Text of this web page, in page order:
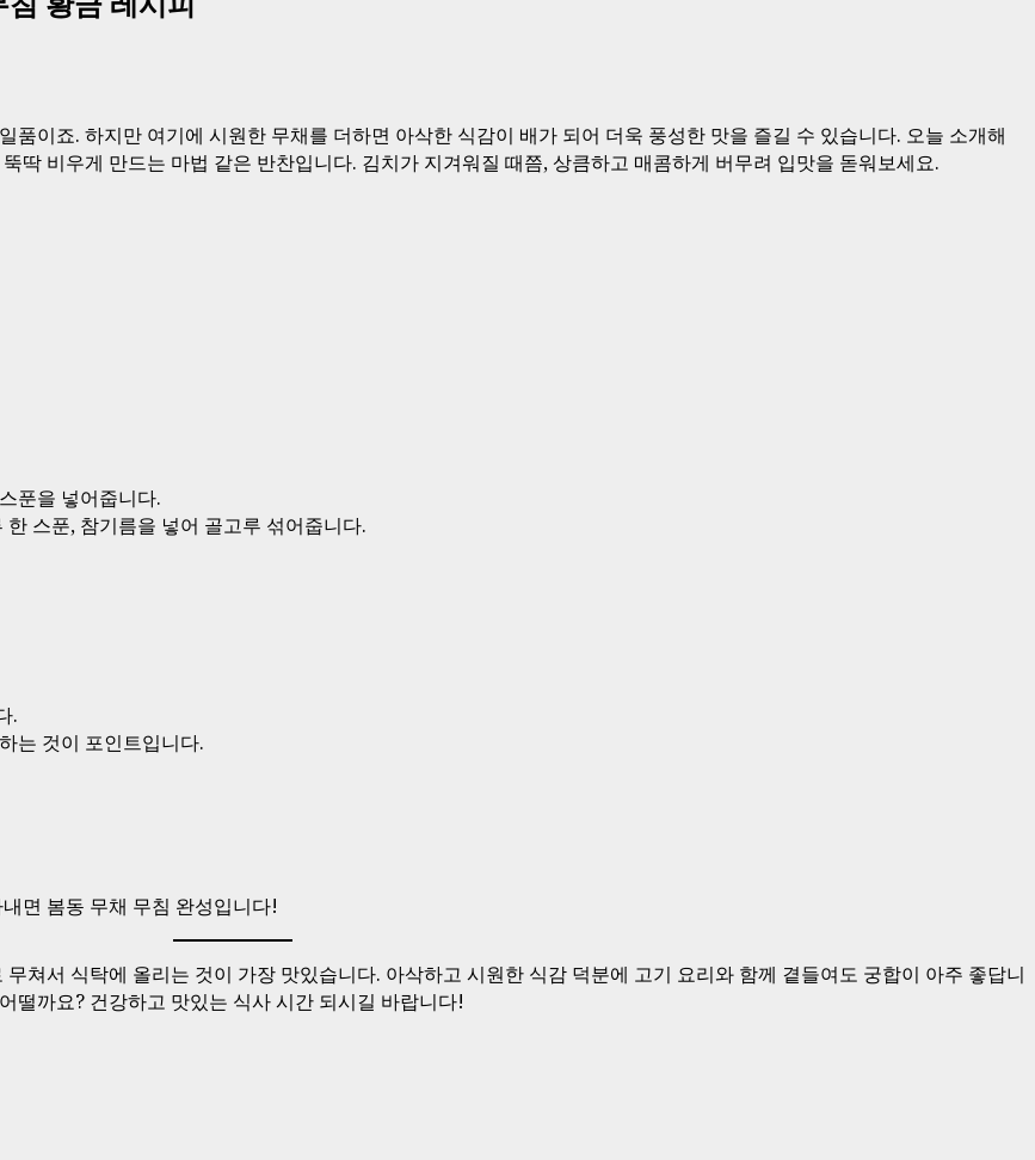
이죠. 하지만 여기에 시원한 무채를 더하면 아삭한 식감이 배가 되어 더욱 풍성한 맛을 즐길 수 있습니다. 오늘 소개해
딱 비우게 만드는 마법 같은 반찬입니다. 김치가 지겨워질 때쯤, 상큼하고 매콤하게 버무려 입맛을 돋워보세요.
푼을 넣어줍니다.
스푼, 참기름을 넣어 골고루 섞어줍니다.
.
는 것이 포인트입니다.
면 봄동 무채 무침 완성입니다!
쳐서 식탁에 올리는 것이 가장 맛있습니다. 아삭하고 시원한 식감 덕분에 고기 요리와 함께 곁들여도 궁합이 아주 좋답니
떨까요? 건강하고 맛있는 식사 시간 되시길 바랍니다!